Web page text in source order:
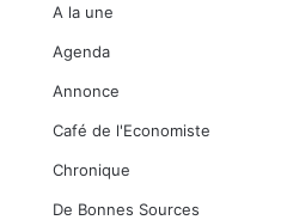
A la une
Agenda
Annonce
Café de l'Economiste
Chronique
De Bonnes Sources